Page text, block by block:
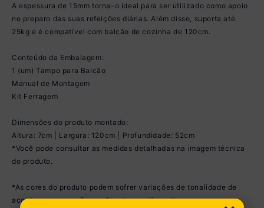
A espessura de 15mm torna-o ideal para ser utilizado como apoio
no preparo das suas refeições diárias. Além disso, suporta até
25kg e é compatível com balcão de cozinha de 120cm.
Conteúdo da Embalagem:
1 (um) Tampo para Balcão
Manual de Montagem
Kit Ferragem
Dimensões do produto montado:
Altura: 7cm | Largura: 120cm | Profundidade: 52cm
*Você pode consultar as medidas detalhadas na imagem técnica
do produto.
*As cores do produto podem sofrer variações de tonalidade de
acordo com as configurações do seu dispositivo.